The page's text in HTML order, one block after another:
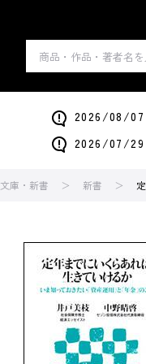
2026/08/07
2026/07/29
文庫・新書 新書